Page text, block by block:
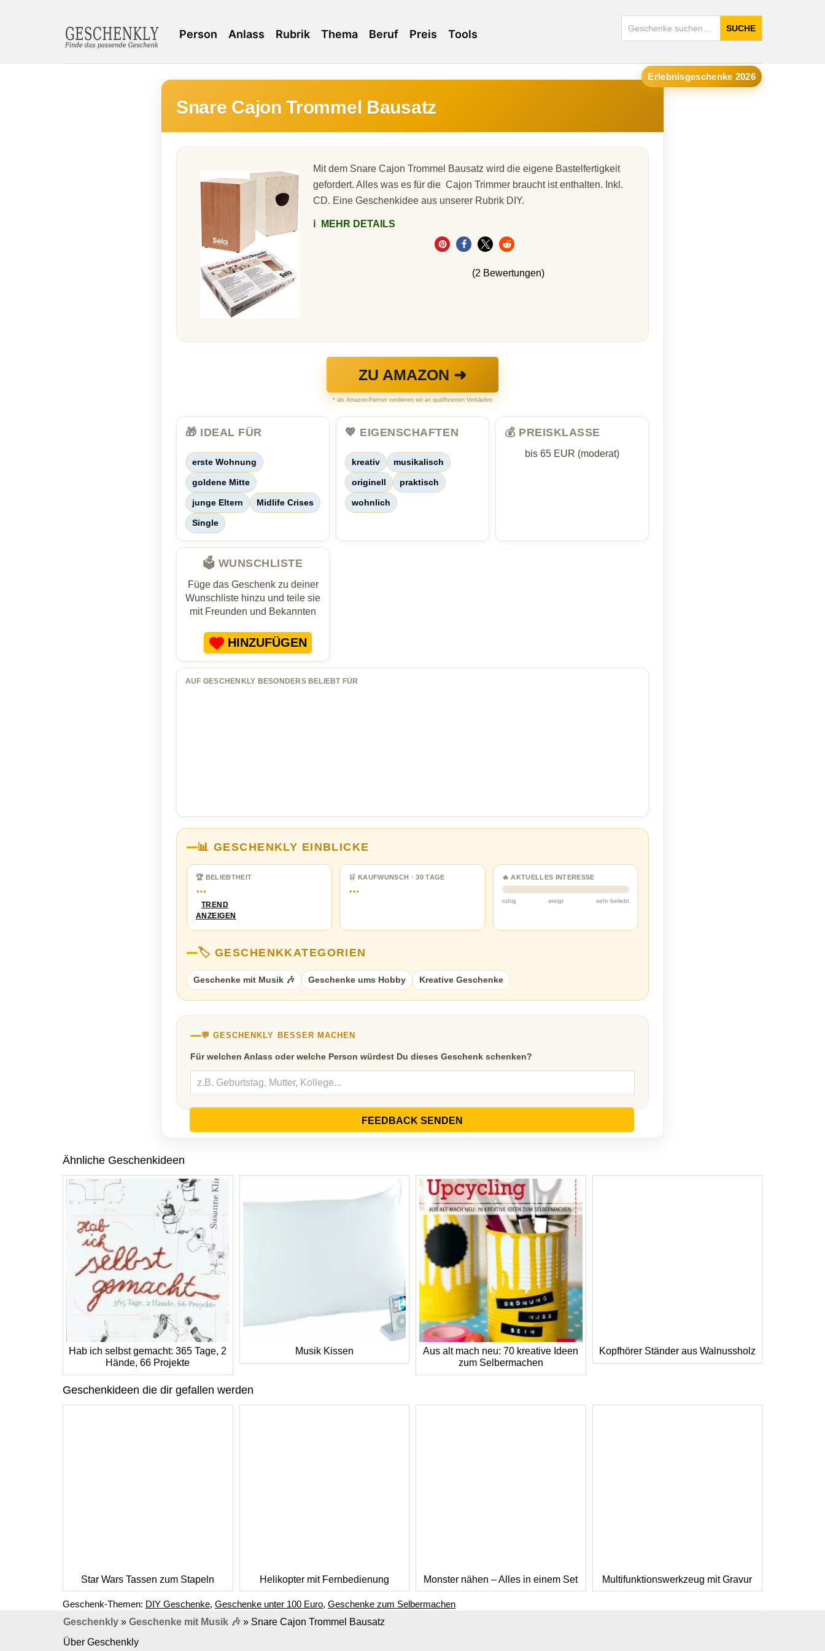
SUCHE
Person Anlass Rubrik Thema Beruf Preis Tools
Erlebnisgeschenke 2026
Snare Cajon Trommel Bausatz
Mit dem Snare Cajon Trommel Bausatz wird die eigene Bastelfertigkeit
gefordert. Alles was es für die Cajon Trimmer braucht ist enthalten. Inkl.
CD. Eine Geschenkidee aus unserer Rubrik DIY.
ℹ️ MEHR DETAILS
(2 Bewertungen)
ZU AMAZON ➜
* als Amazon-Partner verdienen wir an qualifizierten Verkäufen
🎁 IDEAL FÜR
erste Wohnung
goldene Mitte
junge Eltern Midlife Crises
Single
💖 EIGENSCHAFTEN
kreativ musikalisch
originell praktisch
wohnlich
💰 PREISKLASSE
bis 65 EUR (moderat)
🗳️ WUNSCHLISTE
Füge das Geschenk zu deiner
Wunschliste hinzu und teile sie
mit Freunden und Bekannten
HINZUFÜGEN
AUF GESCHENKLY BESONDERS BELIEBT FÜR
📊 GESCHENKLY EINBLICKE
🏆 BELIEBTHEIT
…
TREND
ANZEIGEN
🛒 KAUFWUNSCH · 30 TAGE
…
🔥 AKTUELLES INTERESSE
ruhig steigt sehr beliebt
🏷️ GESCHENKKATEGORIEN
Geschenke mit Musik 🎶 Geschenke ums Hobby Kreative Geschenke
💬 GESCHENKLY BESSER MACHEN
Für welchen Anlass oder welche Person würdest Du dieses Geschenk schenken?
FEEDBACK SENDEN
Ähnliche Geschenkideen
Hab ich selbst gemacht: 365 Tage, 2
Hände, 66 Projekte
Musik Kissen
Aus alt mach neu: 70 kreative Ideen
zum Selbermachen
Kopfhörer Ständer aus Walnussholz
Geschenkideen die dir gefallen werden
Star Wars Tassen zum Stapeln Helikopter mit Fernbedienung Monster nähen – Alles in einem Set Multifunktionswerkzeug mit Gravur
Geschenk-Themen: DIY Geschenke, Geschenke unter 100 Euro, Geschenke zum Selbermachen
Geschenkly » Geschenke mit Musik 🎶 » Snare Cajon Trommel Bausatz
Über Geschenkly